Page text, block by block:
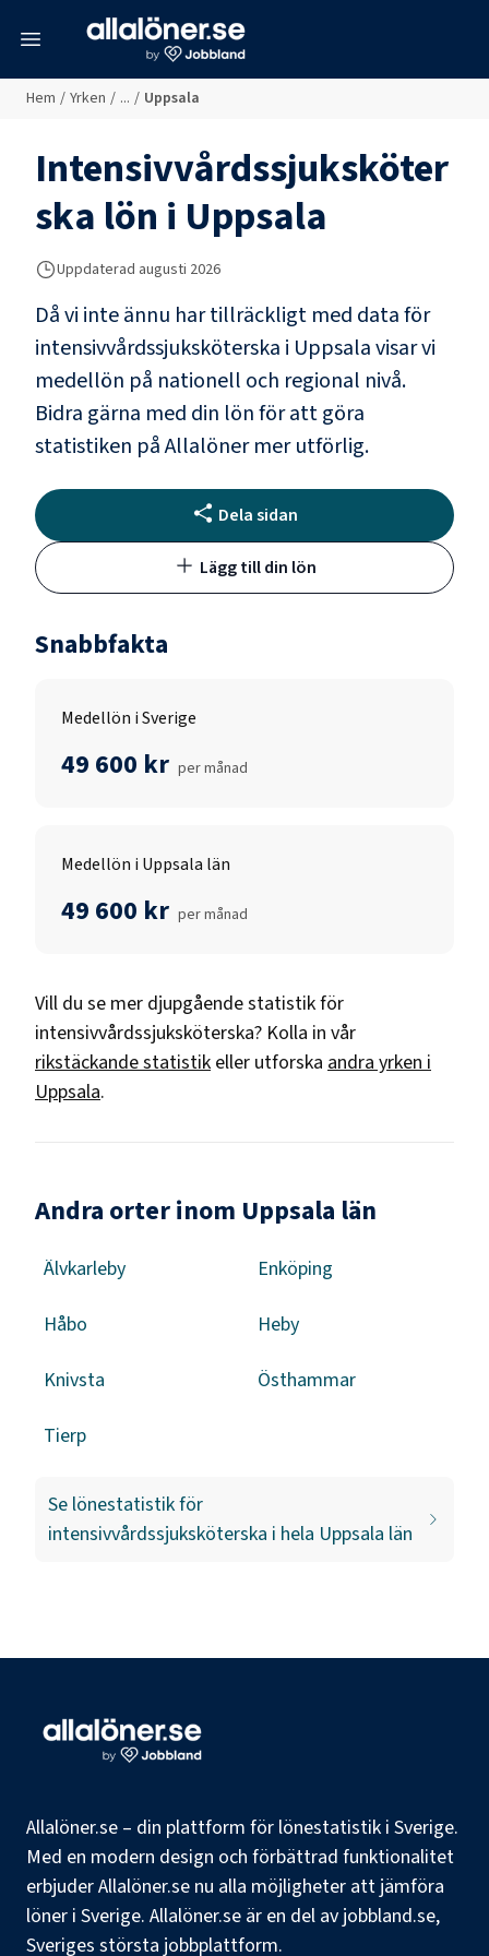
Hem / Yrken / ... / Uppsala
Intensivvårdssjuksköter
ska lön i Uppsala
Uppdaterad augusti 2026
Då vi inte ännu har tillräckligt med data för
intensivvårdssjuksköterska i Uppsalavisar vi
medellön på nationell och regional nivå.
Bidra gärna med din lön för att göra
statistiken på Allalöner mer utförlig.
Dela sidan
Lägg till din lön
Snabbfakta
Medellön i Sverige
49 600 kr per månad
Medellön i Uppsala län
49 600 kr per månad
Vill du se mer djupgående statistik för
intensivvårdssjuksköterska? Kolla in vår
rikstäckande statistik eller utforska andra yrken i
Uppsala.
Andra orter inom Uppsala län
Älvkarleby Enköping
Håbo Heby
Knivsta Östhammar
Tierp
Se lönestatistik för
intensivvårdssjuksköterska i hela Uppsala län
Allalöner.se – din plattform för lönestatistik i Sverige.
Med en modern design och förbättrad funktionalitet
erbjuder Allalöner.se nu alla möjligheter att jämföra
löner i Sverige. Allalöner.se är en del av jobbland.se,
Sveriges största jobbplattform.